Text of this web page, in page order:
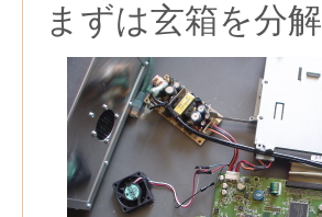
まずは玄箱を分解